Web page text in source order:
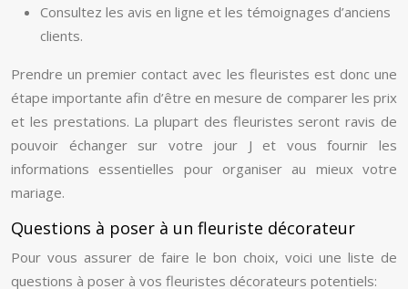
Consultez les avis en ligne et les témoignages d’anciens
clients.
Prendre un premier contact avec les fleuristes est donc une
étape importante afin d’être en mesure de comparer les prix
et les prestations. La plupart des fleuristes seront ravis de
pouvoir échanger sur votre jour J et vous fournir les
informations essentielles pour organiser au mieux votre
mariage.
Questions à poser à un fleuriste décorateur
Pour vous assurer de faire le bon choix, voici une liste de
questions à poser à vos fleuristes décorateurs potentiels: